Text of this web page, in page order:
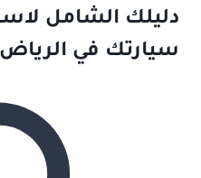
دليلك الشامل
سيارتك في الرياض